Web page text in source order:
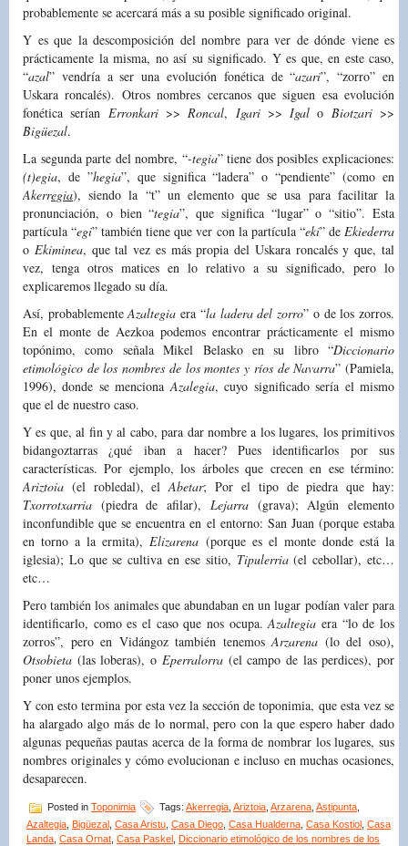
probablemente se acercará más a su posible significado original.
Y es que la descomposición del nombre para ver de dónde viene es
prácticamente la misma, no así su significado. Y es que, en este caso,
“azal” vendría a ser una evolución fonética de “azari”, “zorro” en
Uskara roncalés). Otros nombres cercanos que siguen esa evolución
fonética serían Erronkari>> Roncal, Igari>> Igal o Biotzari>>
Bigüezal.
La segunda parte del nombre, “-tegia” tiene dos posibles explicaciones:
(t)egia, de ”hegia”, que significa “ladera” o “pendiente” (como en
Akerregia), siendo la “t” un elemento que se usa para facilitar la
pronunciación, o bien “tegia”, que significa “lugar” o “sitio”. Esta
partícula “egi” también tiene que ver con la partícula “eki” de Ekiederra
o Ekiminea, que tal vez es más propia del Uskara roncalés y que, tal
vez, tenga otros matices en lo relativo a su significado, pero lo
explicaremos llegado su día.
Así, probablementeAzaltegia era “la ladera del zorro” o de los zorros.
En el monte de Aezkoa podemos encontrar prácticamente el mismo
topónimo, como señala Mikel Belasko en su libro “Diccionario
etimológico de los nombres de los montes y ríos de Navarra” (Pamiela,
1996), donde se menciona Azalegia, cuyo significado sería el mismo
que el de nuestro caso.
Y es que, al fin y al cabo, para dar nombre a los lugares, los primitivos
bidangoztarras ¿qué iban a hacer? Pues identificarlos por sus
características. Por ejemplo, los árboles que crecen en ese término:
Ariztoia (el robledal), elAbetar; Por el tipo de piedra que hay:
Txorrotxarria (piedra de afilar), Lejarra(grava); Algún elemento
inconfundible que se encuentra en el entorno: San Juan (porque estaba
en torno a la ermita), Elizarena (porque es el monte donde está la
iglesia); Lo que se cultiva en ese sitio, Tipulerria(el cebollar), etc…
etc…
Pero también los animales que abundaban en un lugar podían valer para
identificarlo, como es el caso que nos ocupa.Azaltegia era “lo de los
zorros”, pero en Vidángoz también tenemosArzarena (lo del oso),
Otsobieta (las loberas), o Eperralorra(el campo de las perdices), por
poner unos ejemplos.
Y con esto termina por esta vez la sección de toponimia, que esta vez se
ha alargado algo más de lo normal, pero con la que espero haber dado
algunas pequeñas pautas acerca de la forma de nombrar los lugares, sus
nombres originales y cómo evolucionan e incluso en muchas ocasiones,
desaparecen.
Posted in Toponimia Tags: Akerregia Ariztoia Arzarena Astipunta
Azaltegia Bigüezal Casa Aristu Casa Diego Casa Hualderna Casa Kostiol Casa
Landa Casa Ornat Casa Paskel Diccionario etimológico de los nombres de los